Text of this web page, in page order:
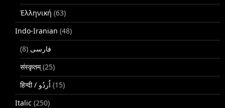
Ἑλληνική (63)
Indo-Iranian (48)
فارسی (8)
संस्कृतम्(25)
(15)
Italic (250)